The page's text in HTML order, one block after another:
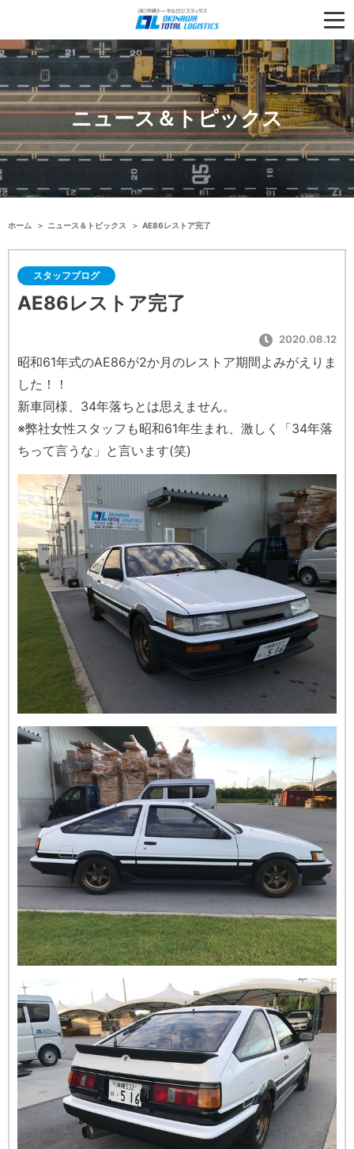
ニュース＆トピックス
ホーム ニュース＆トピックス AE86レストア完了
スタッフブログ
AE86レストア完了
2020.08.12
昭和61年式のAE86が2か月のレストア期間よみがえりま
した！！
新車同様、34年落ちとは思えません。
※弊社女性スタッフも昭和61年生まれ、激しく「34年落
ちって言うな」と言います(笑)